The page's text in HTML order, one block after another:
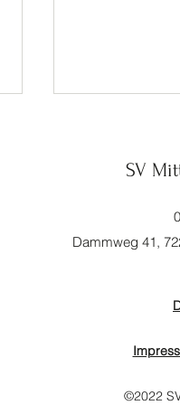
Start in die
SV
Dammweg 41,
©2022